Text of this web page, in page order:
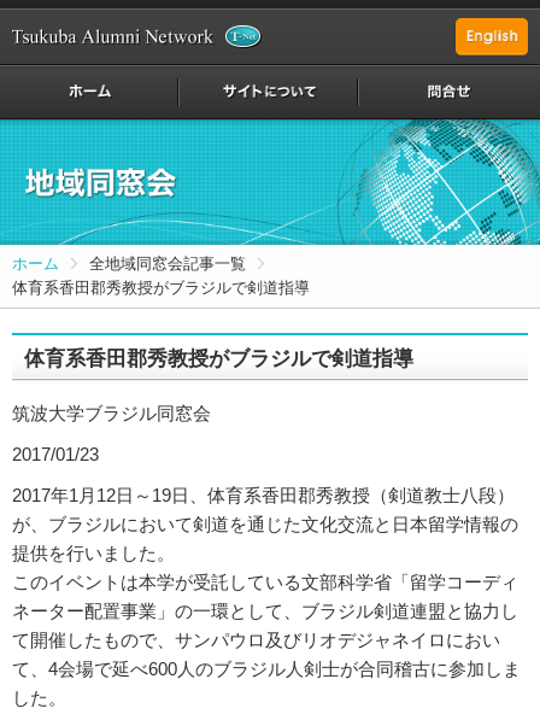
ホーム
全地域同窓会記事一覧
体育系香田郡秀教授がブラジルで剣道指導
体育系香田郡秀教授がブラジルで剣道指導
筑波大学ブラジル同窓会
2017/01/23
2017年1月12日～19日、体育系香田郡秀教授（剣道教士八段）
が、ブラジルにおいて剣道を通じた文化交流と日本留学情報の
提供を行いました。
このイベントは本学が受託している文部科学省「留学コーディ
ネーター配置事業」の一環として、ブラジル剣道連盟と協力し
て開催したもので、サンパウロ及びリオデジャネイロにおい
て、4会場で延べ600人のブラジル人剣士が合同稽古に参加しま
した。